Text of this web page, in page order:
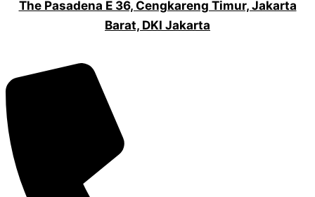
The Pasadena E 36, Cengkareng Timur, Jakarta
Barat, DKI Jakarta